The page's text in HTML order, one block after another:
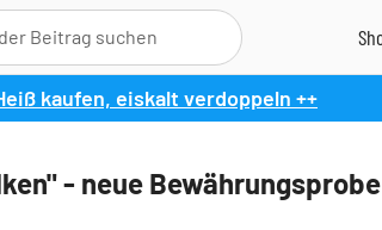
kaufen, eiskalt verdoppeln ++
- neue